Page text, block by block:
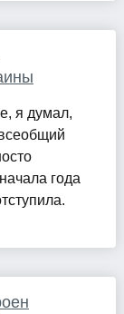
я думал,
года